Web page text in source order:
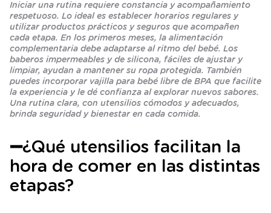
Iniciar una rutina requiere constancia y acompañamiento
respetuoso. Lo ideal es establecer horarios regulares y
utilizar productos prácticos y seguros que acompañen
cada etapa. En los primeros meses, la alimentación
complementaria debe adaptarse al ritmo del bebé. Los
baberos impermeables y de silicona, fáciles de ajustar y
limpiar, ayudan a mantener su ropa protegida. También
puedes incorporar vajilla para bebé libre de BPA que facilite
la experiencia y le dé confianza al explorar nuevos sabores.
Una rutina clara, con utensilios cómodos y adecuados,
brinda seguridad y bienestar en cada comida.
➖¿Qué utensilios facilitan la
hora de comer en las distintas
etapas?